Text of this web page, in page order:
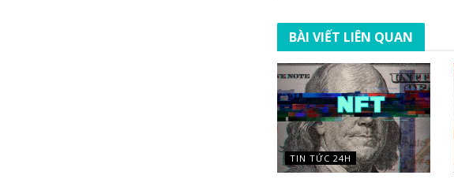
BÀI VIẾT LIÊN QUAN
TIN TỨC 24H